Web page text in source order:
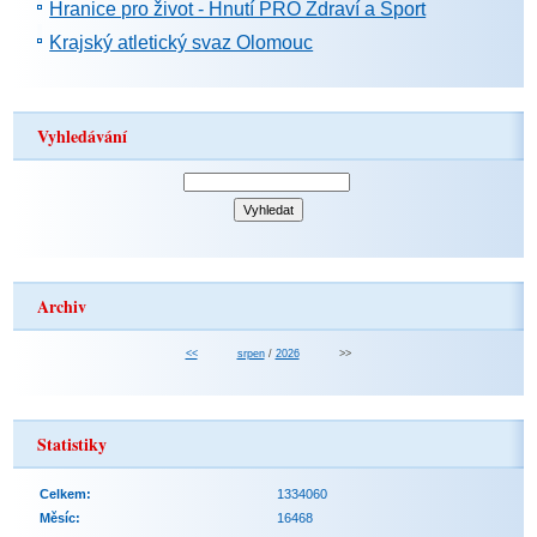
Hranice pro život - Hnutí PRO Zdraví a Sport
Krajský atletický svaz Olomouc
Vyhledávání
Archiv
<< srpen/ 2026 >>
Statistiky
Celkem:
1334060
Měsíc:
16468